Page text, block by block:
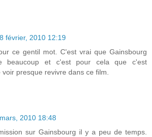
février, 2010 12:19
ce gentil mot. C'est vrai que Gainsbourg
beaucoup et c'est pour cela que c'est
presque revivre dans ce film.
2010 18:48
sur Gainsbourg il y a peu de temps.